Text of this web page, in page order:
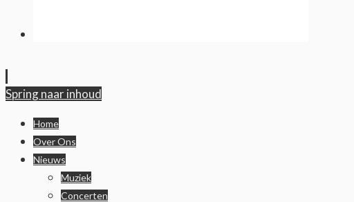
Spring naar inhoud
Home
Over Ons
Nieuws
Muziek
Concerten